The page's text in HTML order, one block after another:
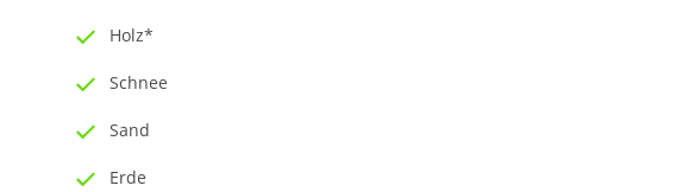
Holz*
Schnee
Sand
Erde